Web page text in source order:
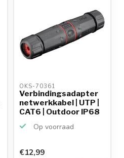
OKS-70361
Verbindingsadapter
netwerkkabel | UTP |
CAT6 | Outdoor IP68
Op voorraad
€12,99